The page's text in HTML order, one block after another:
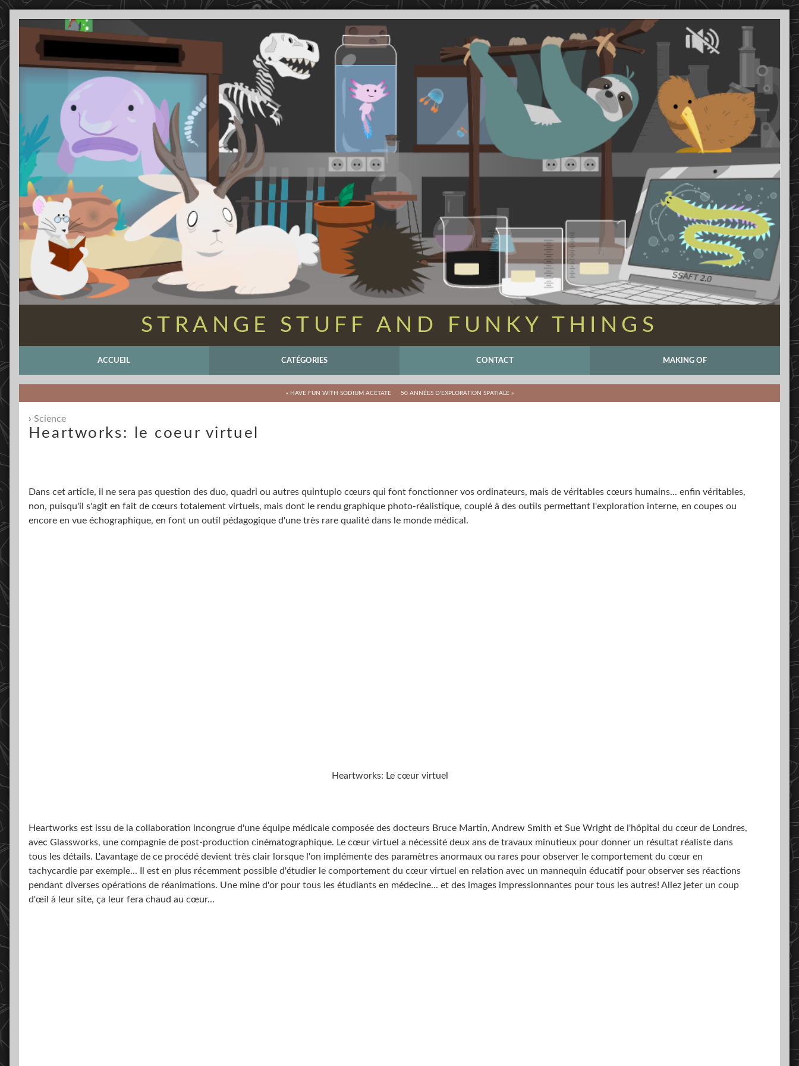
STRANGE STUFF AND FUNKY THINGS
ACCUEIL CATÉGORIES CONTACT MAKING OF
« HAVE FUN WITH SODIUM ACETATE 50 ANNÉES D'EXPLORATION SPATIALE »
Science
Heartworks: le coeur virtuel
Dans cet article, il ne sera pas question des duo, quadri ou autres quintuplo cœurs qui font fonctionner vos ordinateurs, mais de véritables cœurs humains... enfin véritables,
non, puisqu'il s'agit en fait de cœurs totalement virtuels, mais dont le rendu graphique photo-réalistique, couplé à des outils permettant l'exploration interne, en coupes ou
encore en vue échographique, en font un outil pédagogique d'une très rare qualité dans le monde médical.
Heartworks: Le cœur virtuel
Heartworks est issu de la collaboration incongrue d'une équipe médicale composée des docteurs Bruce Martin, Andrew Smith et Sue Wright de l'hôpital du cœur de Londres,
avec Glassworks, une compagnie de post-production cinématographique. Le cœur virtuel a nécessité deux ans de travaux minutieux pour donner un résultat réaliste dans
tous les détails. L'avantage de ce procédé devient très clair lorsque l'on implémente des paramètres anormaux ou rares pour observer le comportement du cœur en
tachycardie par exemple... Il est en plus récemment possible d'étudier le comportement du cœur virtuel en relation avec un mannequin éducatif pour observer ses réactions
pendant diverses opérations de réanimations. Une mine d'or pour tous les étudiants en médecine... et des images impressionnantes pour tous les autres! Allez jeter un coup
d'œil à leur site, ça leur fera chaud au cœur...